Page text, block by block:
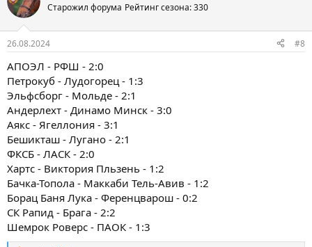
Старожил форума Рейтинг сезона: 330
26.08.2024 #8
АПОЭЛ - РФШ - 2:0
Петрокуб - Лудогорец - 1:3
Эльфсборг - Мольде - 2:1
Андерлехт - Динамо Минск - 3:0
Аякс - Ягеллония - 3:1
Бешикташ - Лугано - 2:1
ФКСБ - ЛАСК - 2:0
Хартс - Виктория Пльзень - 1:2
Бачка-Топола - Маккаби Тель-Авив - 1:2
Борац Баня Лука - Ференцварош - 0:2
СК Рапид - Брага - 2:2
Шемрок Роверс - ПАОК - 1:3